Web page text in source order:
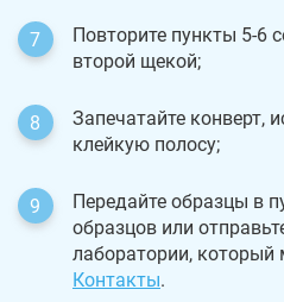
Повторите пункты 5-6
второй щекой;
Запечатайте конверт,
клейкую полосу;
Передайте образцы в
образцов или
лаборатории, который
Контакты.